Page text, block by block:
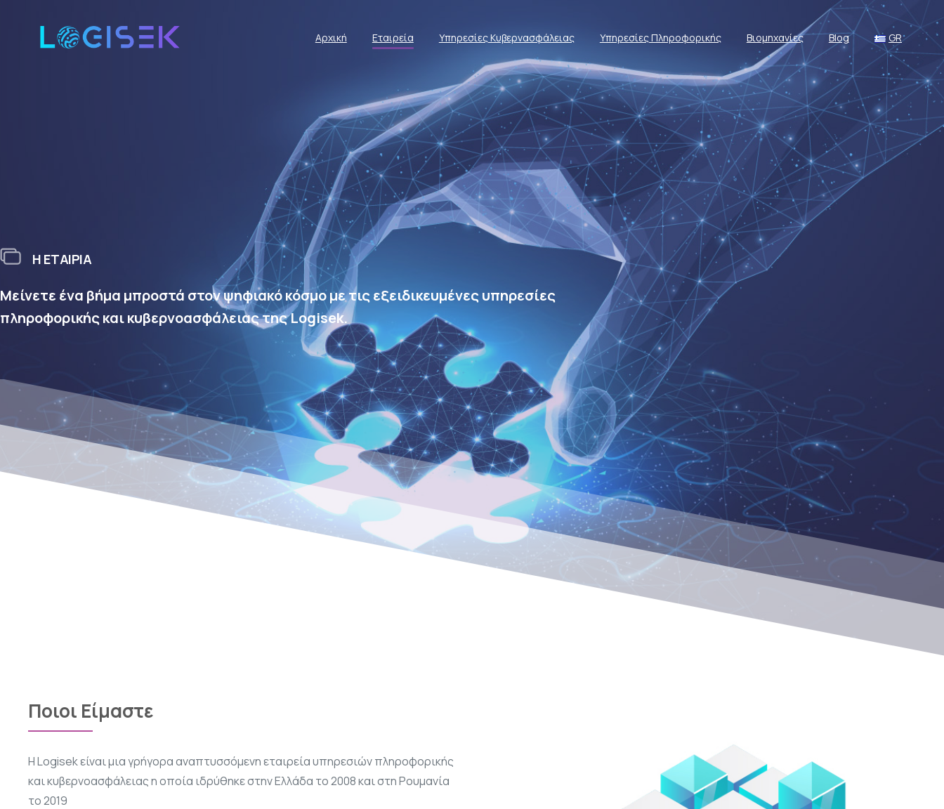
Αρχική Εταιρεία Υπηρεσίες Κυβερνασφάλειας Υπηρεσίες Πληροφορικής Βιομηχανίες Blog GR
Η ΕΤΑΙΡIA
Μείνετε ένα βήμα μπροστά στον ψηφιακό κόσμο με τις εξειδικευμένες υπηρεσίες
πληροφορικής και κυβερνοασφάλειας της Logisek.
Ποιοι Είμαστε
Η Logisek είναι μια γρήγορα αναπτυσσόμενη εταιρεία υπηρεσιών πληροφορικής
και κυβερνοασφάλειας η οποία ιδρύθηκε στην Ελλάδα το 2008 και στη Ρουμανία
το 2019